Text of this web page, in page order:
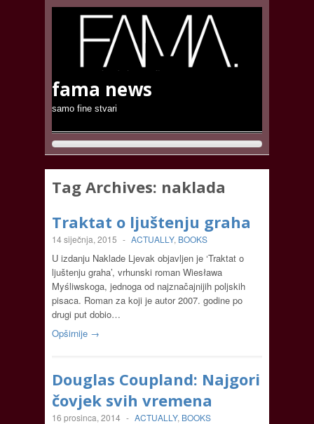
fama news
samo fine stvari
Tag Archives: naklada
Traktat o ljuštenju graha
14 siječnja, 2015 - ACTUALLY, BOOKS
U izdanju Naklade Ljevak objavljen je ‘Traktat o
ljuštenju graha’, vrhunski roman Wiesława
Myśliwskoga, jednoga od najznačajnijih poljskih
pisaca. Roman za koji je autor 2007. godine po
drugi put dobio…
Opširnije →
Douglas Coupland: Najgori
čovjek svih vremena
16 prosinca, 2014 - ACTUALLY, BOOKS